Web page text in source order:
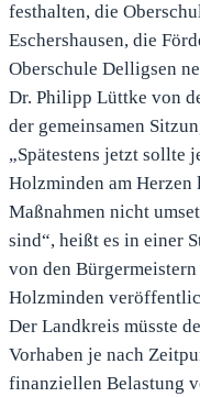
festhalten, die
Eschershausen, die
Oberschule Delligsen
Dr. Philipp Lüttke von
der gemeinsamen
„Spätestens jetzt sollte
Holzminden am Herzen
Maßnahmen nicht
sind“, heißt es in einer
von den
Holzminden
Der Landkreis müsste
Vorhaben je nach
finanziellen Belastung